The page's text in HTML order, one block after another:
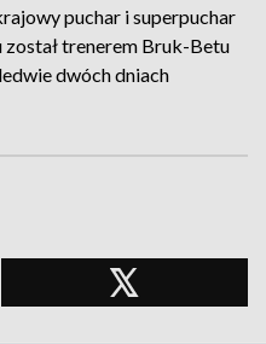
puchar i superpuchar
trenerem Bruk-Betu
dwóch dniach